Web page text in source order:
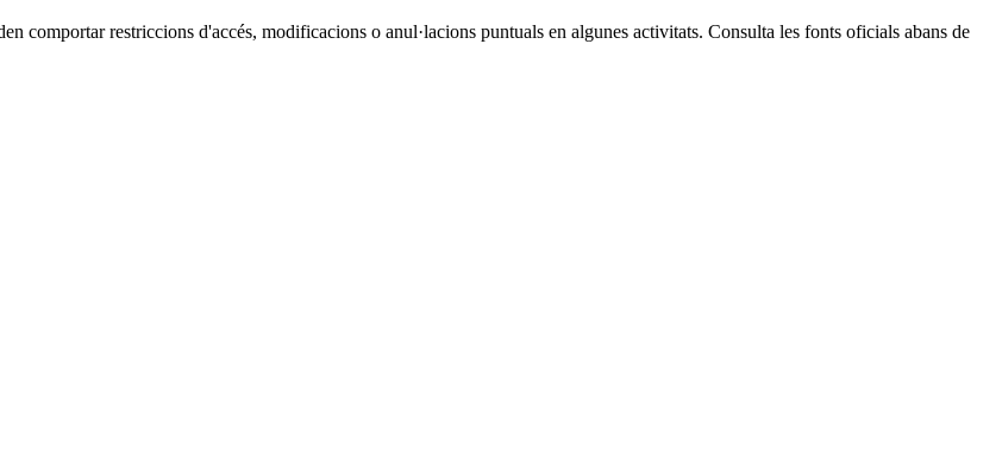
comportar restriccions d'accés, modificacions o anul·lacions puntuals en algunes activitats. Consulta les fonts oficials abans de